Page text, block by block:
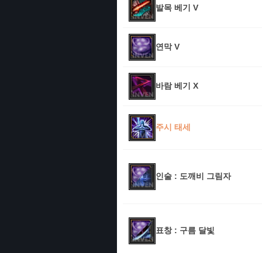
발목 베기 V
연막 V
바람 베기 X
주시 태세
인술 : 도깨비 그림자
표창 : 구름 달빛